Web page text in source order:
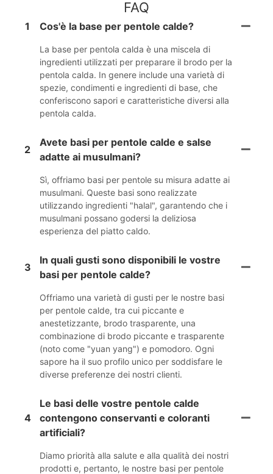
FAQ
1 Cos'è la base per pentole calde?
La base per pentola calda è una miscela di
ingredienti utilizzati per preparare il brodo per la
pentola calda. In genere include una varietà di
spezie, condimenti e ingredienti di base, che
conferiscono sapori e caratteristiche diversi alla
pentola calda.
2
Avete basi per pentole calde e salse
adatte ai musulmani?
Sì, offriamo basi per pentole su misura adatte ai
musulmani. Queste basi sono realizzate
utilizzando ingredienti "halal", garantendo che i
musulmani possano godersi la deliziosa
esperienza del piatto caldo.
3
In quali gusti sono disponibili le vostre
basi per pentole calde?
Offriamo una varietà di gusti per le nostre basi
per pentole calde, tra cui piccante e
anestetizzante, brodo trasparente, una
combinazione di brodo piccante e trasparente
(noto come "yuan yang") e pomodoro. Ogni
sapore ha il suo profilo unico per soddisfare le
diverse preferenze dei nostri clienti.
4
Le basi delle vostre pentole calde
contengono conservanti e coloranti
artificiali?
Diamo priorità alla salute e alla qualità dei nostri
prodotti e, pertanto, le nostre basi per pentole